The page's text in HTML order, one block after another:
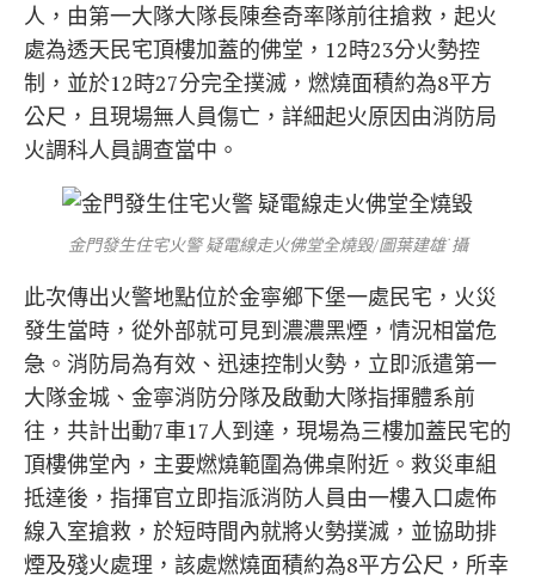
人，由第一大隊大隊長陳叁奇率隊前往搶救，起火
處為透天民宅頂樓加蓋的佛堂，12時23分火勢控
制，並於12時27分完全撲滅，燃燒面積約為8平方
公尺，且現場無人員傷亡，詳細起火原因由消防局
火調科人員調查當中。
金門發生住宅火警 疑電線走火佛堂全燒毀/圖葉建雄˙攝
此次傳出火警地點位於金寧鄉下堡一處民宅，火災
發生當時，從外部就可見到濃濃黑煙，情況相當危
急。消防局為有效、迅速控制火勢，立即派遣第一
大隊金城、金寧消防分隊及啟動大隊指揮體系前
往，共計出動7車17人到達，現場為三樓加蓋民宅的
頂樓佛堂內，主要燃燒範圍為佛桌附近。救災車組
抵達後，指揮官立即指派消防人員由一樓入口處佈
線入室搶救，於短時間內就將火勢撲滅，並協助排
煙及殘火處理，該處燃燒面積約為8平方公尺，所幸